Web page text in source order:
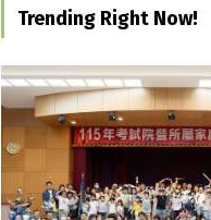
Trending Right Now!